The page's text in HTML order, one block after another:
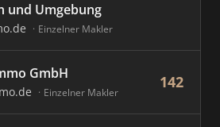
und Umgebung
Einzelner Makler
GmbH
Einzelner Makler
142